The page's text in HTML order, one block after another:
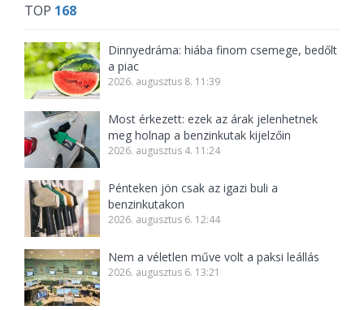
TOP 168
Dinnyedráma: hiába finom csemege, bedőlt
a piac
2026. augusztus 8. 11:39
Most érkezett: ezek az árak jelenhetnek
meg holnap a benzinkutak kijelzőin
2026. augusztus 4. 11:24
Pénteken jön csak az igazi buli a
benzinkutakon
2026. augusztus 6. 12:44
Nem a véletlen műve volt a paksi leállás
2026. augusztus 6. 13:21